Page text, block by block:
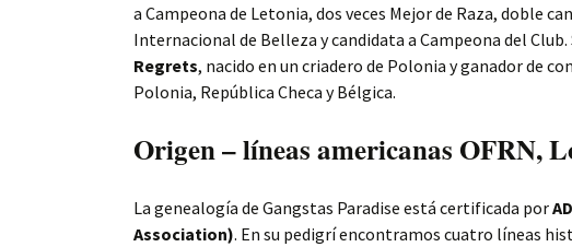
a Campeona de Letonia, dos veces Mejor de Raza, doble
Internacional de Belleza y candidata a Campeona del Club.
Regrets, nacido en un criadero de Polonia y ganador de
Polonia, República Checa y Bélgica.
Origen – líneas americanas OFRN,
La genealogía de Gangstas Paradise está certificada por
Association). En su pedigrí encontramos cuatro líneas